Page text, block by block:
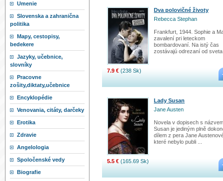
Umenie
Slovenska a zahranična
politika
Mapy, cestopisy,
bedekere
Jazyky, učebnice,
slovníky
Pracovne
zošity,diktaty,učebnice
Encyklopédie
Venovania, citáty, darčeky
Erotika
Zdravie
Angelologia
Spoločenské vedy
Biografie
Dva polovičné životy
Rebecca Stephan
Frankfurt, 1944. Sophie a
zavalení pri leteckom
bombardovaní. Na istý čas
zostávajú odrezaní od
7.9 € (238 Sk)
Lady Susan
Jane Austen
Novela v dopisech s
Susan je jediným plně
dílem z pera Jane
které nebylo publi ...
5.5 € (165.69 Sk)